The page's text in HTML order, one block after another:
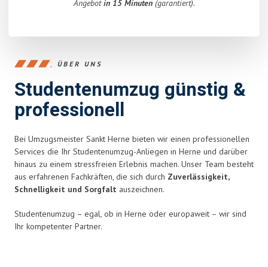
Angebotin 15 Minuten(garantiert).
ÜBER UNS
Studentenumzug günstig &
professionell
Bei Umzugsmeister Sankt Herne bieten wir einen professionellen
Services die Ihr Studentenumzug-Anliegen in Herne und darüber
hinaus zu einem stressfreien Erlebnis machen. Unser Team besteht
aus erfahrenen Fachkräften, die sich durch Zuverlässigkeit,
Schnelligkeit und Sorgfalt auszeichnen.
Studentenumzug – egal, ob in Herne oder europaweit – wir sind
Ihr kompetenter Partner.